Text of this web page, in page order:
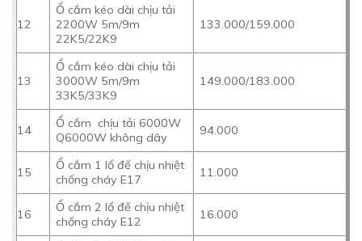
12
Ổ cắm kéo dài chịu tải
2200W 5m/9m
22K5/22K9
133.000/159.000
13
Ổ cắm kéo dài chịu tải
3000W 5m/9m
33K5/33K9
149.000/183.000
14
Ổ cắm chịu tải 6000W
Q6000W không dây
94.000
15
Ổ cắm 1 lổ đế chịu nhiệt
chống cháy E17
11.000
16
Ổ cắm 2 lổ đế chịu nhiệt
chống cháy E12
16.000